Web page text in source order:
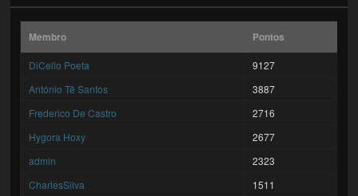
Membro Pontos
DiCello Poeta
9127
António Tê Santos
3887
Frederico De Castro
2716
Hygora Hoxy
2677
admin
2323
CharlesSilva
1511